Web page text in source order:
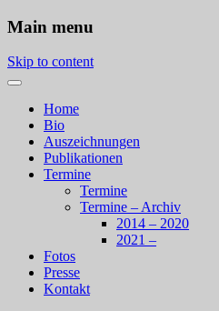
Main menu
Skip to content
Home
Bio
Auszeichnungen
Publikationen
Termine
Termine
Termine – Archiv
2014 – 2020
2021 –
Fotos
Presse
Kontakt